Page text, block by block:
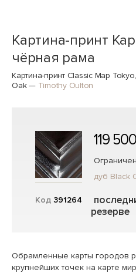
Картина-принт
чёрная рама
Картина-принт Classic Map
Oak— Timothy Oulton
Код 391264
119
дуб Black
резерве
Обрамленные карты городов
крупнейших точек на карте